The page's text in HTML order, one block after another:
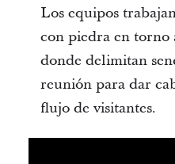
Los equipos
con piedra en
donde delimitan
reunión para dar
flujo de visitantes.